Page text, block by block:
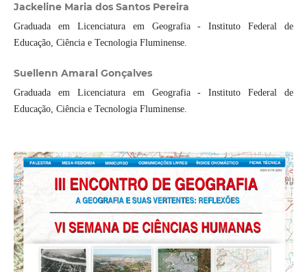
Jackeline Maria dos Santos Pereira
Graduada em Licenciatura em Geografia - Instituto Federal de
Educação, Ciência e Tecnologia Fluminense.
Suellenn Amaral Gonçalves
Graduada em Licenciatura em Geografia - Instituto Federal de
Educação, Ciência e Tecnologia Fluminense.